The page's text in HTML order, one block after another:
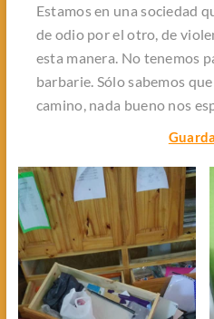
Estamos en una sociedad
de odio por el otro, de
esta manera. No tenemos
barbarie. Sólo sabemos
camino, nada bueno nos